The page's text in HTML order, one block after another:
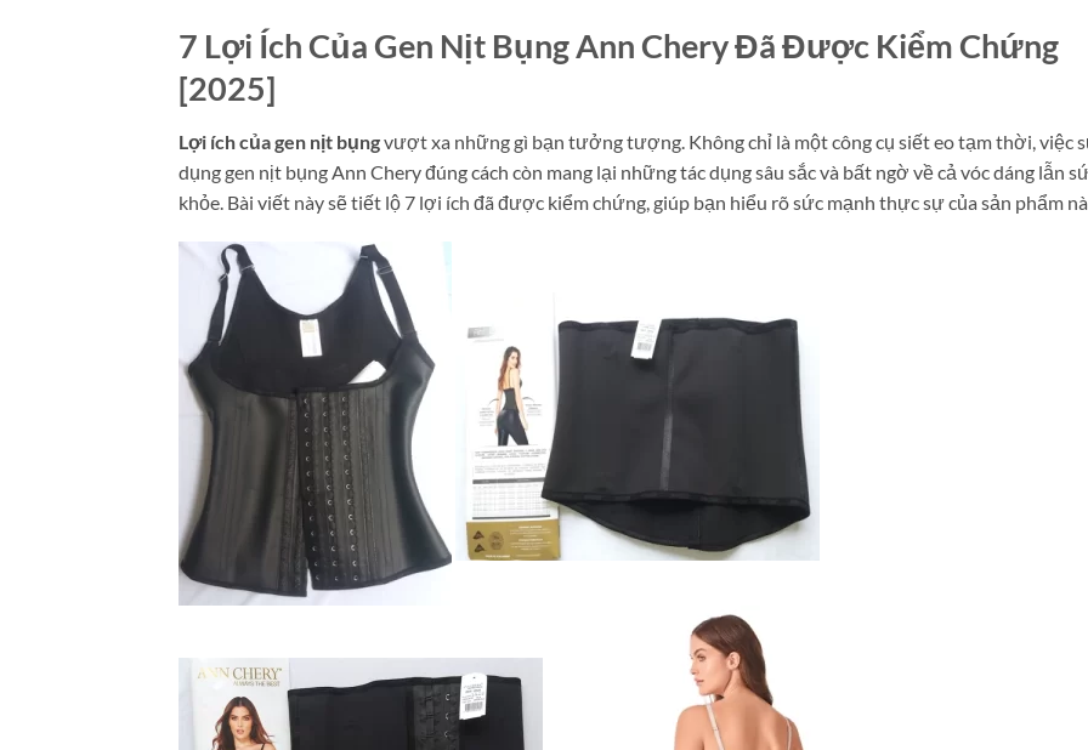
7 Lợi Ích Của Gen Nịt Bụng Ann Chery Đã Được Kiểm Chứng
[2025]
Lợi ích của gen nịt bụngvượt xa những gì bạn tưởng tượng. Không chỉ là một công cụ siết eo tạm thời, việc
dụng gen nịt bụng Ann Chery đúng cách còn mang lại những tác dụng sâu sắc và bất ngờ về cả vóc dáng lẫn
khỏe. Bài viết này sẽ tiết lộ 7 lợi ích đã được kiểm chứng, giúp bạn hiểu rõ sức mạnh thực sự của sản phẩm